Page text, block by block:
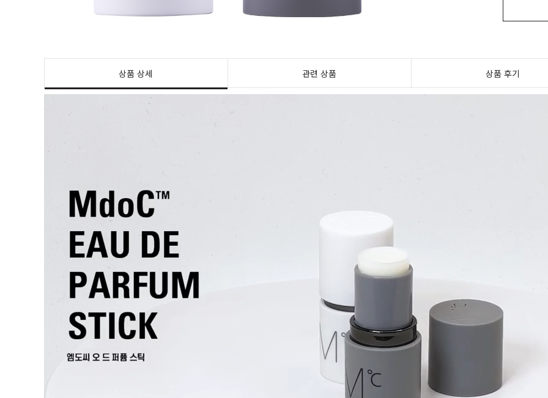
상품 상세 관련 상품 상품 후기